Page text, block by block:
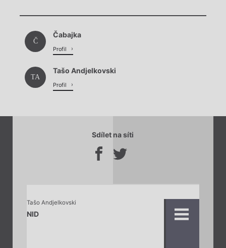
Chviličku.
Č
Čabajka
Profil
TA
Tašo Andjelkovski
Profil
Sdílet na síti
Tašo Andjelkovski
NID